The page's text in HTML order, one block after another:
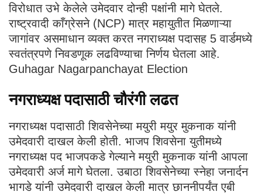
विरोधात उभे केलेले उमेदवार दोन्ही पक्षांनी मागे घेतले.
राष्ट्रवादी काँग्रेसने (NCP) मात्र महायुतीत मिळणाऱ्या
जागांवर असमाधान व्यक्त करत नगराध्यक्ष पदासह 5 वार्डमध्ये
स्वतंत्रपणे निवडणूक लढविण्याचा निर्णय घेतला आहे.
Guhagar Nagarpanchayat Election
नगराध्यक्ष पदासाठी चौरंगी लढत
नगराध्यक्ष पदासाठी शिवसेनेच्या मयुरी मयुर मुकनाक यांनी
उमेदवारी दाखल केली होती. भाजप शिवसेना युतीमध्ये
नगराध्यक्ष पद भाजपकडे गेल्याने मयुरी मुकनाक यांनी आपला
उमेदवारी अर्ज मागे घेतला. उबाठा शिवसेनेच्या स्नेहा जनार्दन
भागडे यांनी उमेदवारी दाखल केली मात्र छाननीपर्यंत एबी